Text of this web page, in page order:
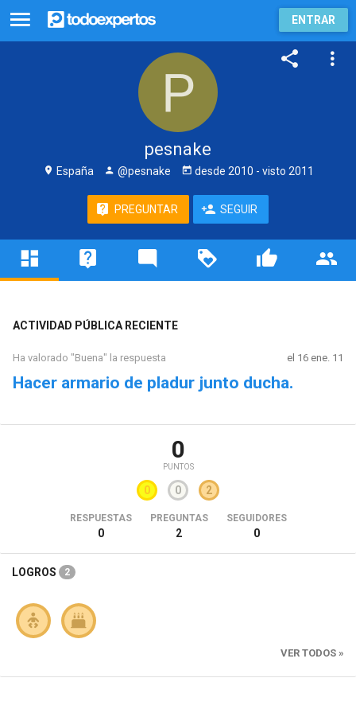
ENTRAR
pesnake
España @pesnake desde 2010 - visto 2011
PREGUNTAR SEGUIR
ACTIVIDAD PÚBLICA RECIENTE
Ha valorado "Buena" la respuesta el 16 ene. 11
Hacer armario de pladur junto ducha.
0
PUNTOS
0 0 2
RESPUESTAS
0
PREGUNTAS
2
SEGUIDORES
0
LOGROS 2
VER TODOS »